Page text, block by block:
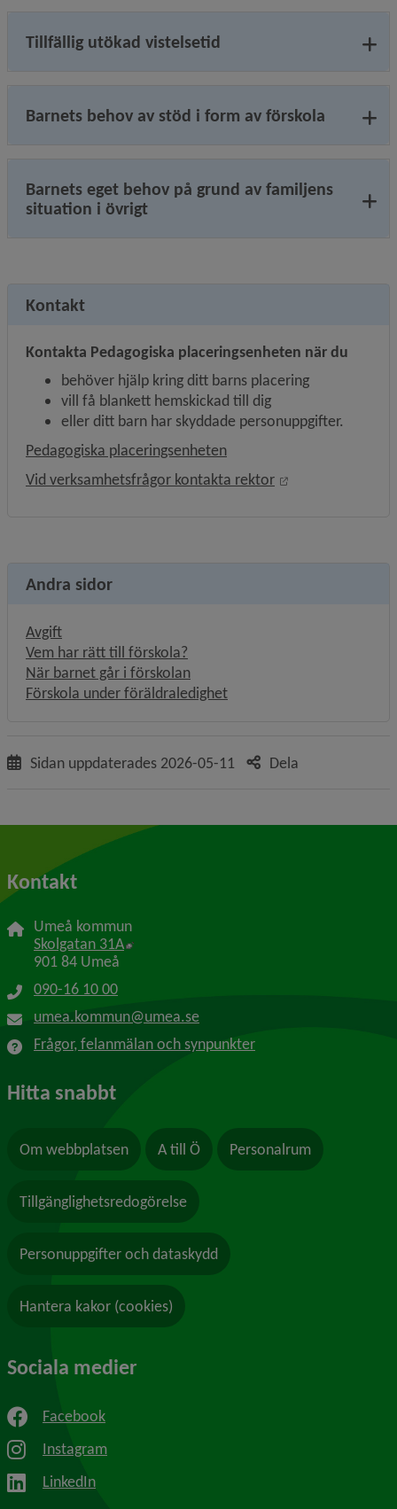
Tillfällig utökad vistelsetid
Barnets behov av stöd i form av förskola
Barnets eget behov på grund av familjens
situation i övrigt
Kontakt
Kontakta Pedagogiska placeringsenheten när du
behöver hjälp kring ditt barns placering
vill få blankett hemskickad till dig
eller ditt barn har skyddade personuppgifter.
Pedagogiska placeringsenheten
Vid verksamhetsfrågor kontakta rektor
Öppnas i nytt
Andra sidor
Avgift
Vem har rätt till förskola?
När barnet går i förskolan
Förskola under föräldraledighet
Sidan uppdaterades 2026-05-11 Dela
Kontakt
Umeå kommun
Skolgatan 31A Länk till annan webbplats, öppnas i nytt
901 84 Umeå
090-16 10 00
umea.kommun@umea.se
Frågor, felanmälan och synpunkter
Hitta snabbt
Om webbplatsen A till Ö Personalrum
Tillgänglighetsredogörelse
Personuppgifter och dataskydd
Hantera kakor (cookies)
Sociala medier
Facebook
Instagram
LinkedIn